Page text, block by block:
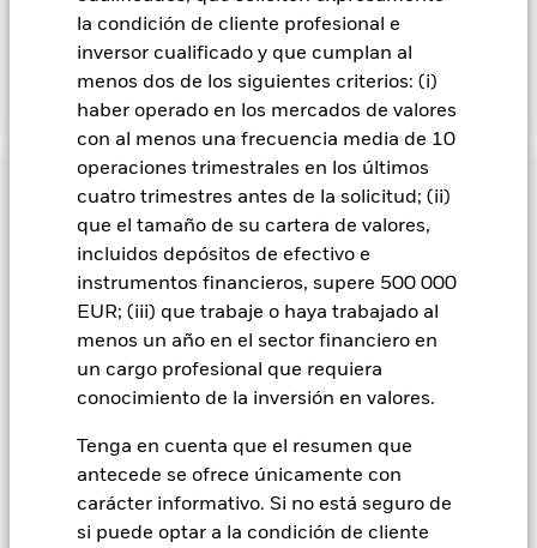
la condición de cliente profesional e
inversor cualificado y que cumplan al
menos dos de los siguientes criterios: (i)
haber operado en los mercados de valores
con al menos una frecuencia media de 10
operaciones trimestrales en los últimos
cuatro trimestres antes de la solicitud; (ii)
que el tamaño de su cartera de valores,
incluidos depósitos de efectivo e
instrumentos financieros, supere 500 000
EUR; (iii) que trabaje o haya trabajado al
menos un año en el sector financiero en
un cargo profesional que requiera
conocimiento de la inversión en valores.
Tenga en cuenta que el resumen que
antecede se ofrece únicamente con
carácter informativo. Si no está seguro de
si puede optar a la condición de cliente
Fondo, esto ha quedado excluido de los gastos corrientes.
Mostrar menos
BGF World Financials Fund
Rentabilidad
Gráfico de rendimiento
Ver gráfico completo
Rentabilidad
porcentaje de pérdidas o ganancias anuales en los 7
últimos años frente a su índice de referencia. Puede
El riesgo de inversión se concentra en ciertos sectores, países,
divisas o empresas. Ello significa que el Fondo es más
sensible a cualquier hecho localizado, ya sea económico, de
mercado, político, relacionado con la sostenibilidad o
normativo. El valor de los títulos de renta variable y los títulos
relacionados con la renta variable se puede ver afectado por
los movimientos diarios del mercado bursátil. Entre otros
factores que influyen están los acontecimientos políticos, las
societarios de importancia.El Fondo pretende excluir a las
empresas que participen en determinadas actividades
incompatibles con los criterios ESG. Este filtro ESG podría
reducir el posible universo de inversión y afectar
negativamente al valor de las inversiones del Fondo si se
compara con un fondo sin dicho filtro.
Datos clave
Activos netos del Fondo USD 2.732.000.660
Fecha de lanzamiento del
03 mar 2000
Divisa base
limitaciones 1
Comisión inicial
Características del Fondo
a 30 jun 2026
Beta de las acciones a 3 años
Ratio precio/valor contable
Indicador de riesgo
2 3 4 5 6
a 30 jun 2026
Desglose
Precio y cambio